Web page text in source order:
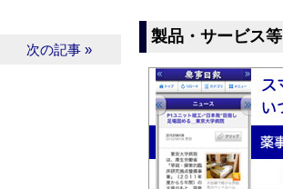
次の記事 »
製品・サービス等